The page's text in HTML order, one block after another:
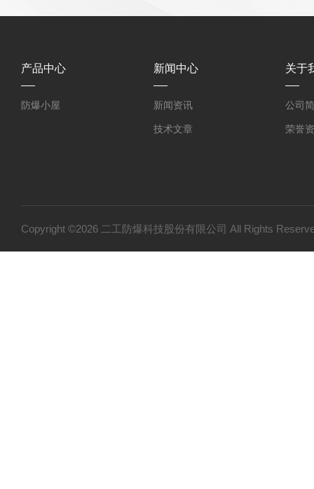
产品中心
防爆小屋
新闻中心
新闻资讯
技术文章
关于
公司
荣誉
Copyright ©2026 二工防爆科技股份有限公司 All Rights